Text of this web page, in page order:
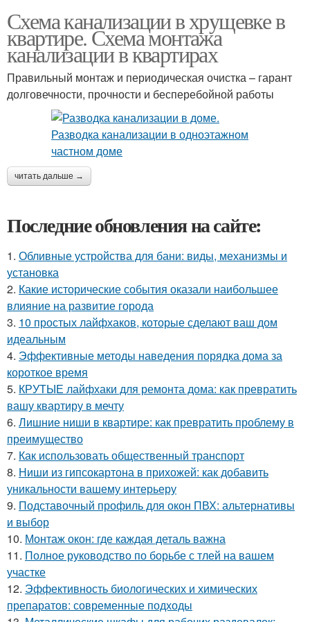
Схема канализации в хрущевке в
квартире. Схема монтажа
канализации в квартирах
Правильный монтаж и периодическая очистка – гарант
долговечности, прочности и бесперебойной работы
читать дальше →
Последние обновления на сайте:
1. Обливные устройства для бани: виды, механизмы и
установка
2. Какие исторические события оказали наибольшее
влияние на развитие города
3. 10 простых лайфхаков, которые сделают ваш дом
идеальным
4. Эффективные методы наведения порядка дома за
короткое время
5. КРУТЫЕ лайфхаки для ремонта дома: как превратить
вашу квартиру в мечту
6. Лишние ниши в квартире: как превратить проблему в
преимущество
7. Как использовать общественный транспорт
8. Ниши из гипсокартона в прихожей: как добавить
уникальности вашему интерьеру
9. Подставочный профиль для окон ПВХ: альтернативы
и выбор
10. Монтаж окон: где каждая деталь важна
11. Полное руководство по борьбе с тлей на вашем
участке
12. Эффективность биологических и химических
препаратов: современные подходы